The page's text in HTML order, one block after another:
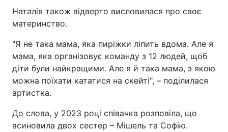
Наталія також відверто висловилася про своє
материнство.
"Я не така мама, яка пиріжки ліпить вдома. Але я
мама, яка організовує команду з 12 людей, щоб
діти були найкращими. Але я й така мама, з якою
можна поїхати кататися на скейті", – поділилася
артистка.
До слова, у 2023 році співачка розповіла, що
всиновила двох сестер – Мішель та Софію.